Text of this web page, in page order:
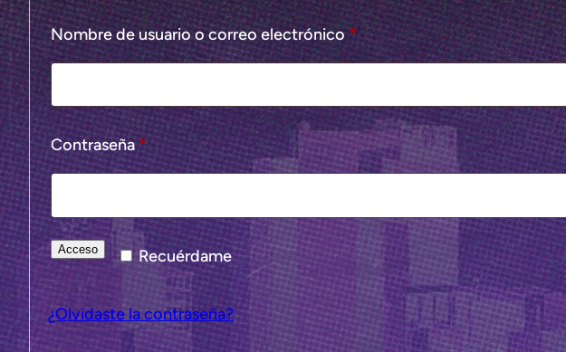
Nombre de usuario o correo electrónico*Obligatorio
Contraseña*Obligatorio
Recuérdame
Acceso
¿Olvidaste la contraseña?